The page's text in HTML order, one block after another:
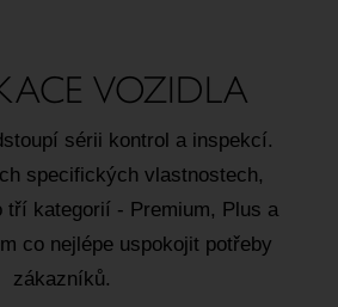
VOZIDLA
sérii kontrol a inspekcí.
specifických vlastnostech,
tří kategorií - Premium, Plus a
co nejlépe uspokojit potřeby
zákazníků.